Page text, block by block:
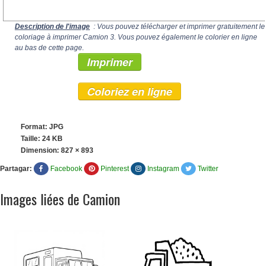
Description de l'image : Vous pouvez télécharger et imprimer gratuitement le
coloriage à imprimer Camion 3. Vous pouvez également le colorier en ligne
au bas de cette page.
Imprimer
Coloriez en ligne
Format: JPG
Taille: 24 KB
Dimension: 827 × 893
Partagar: Facebook Pinterest Instagram Twitter
Images liées de Camion